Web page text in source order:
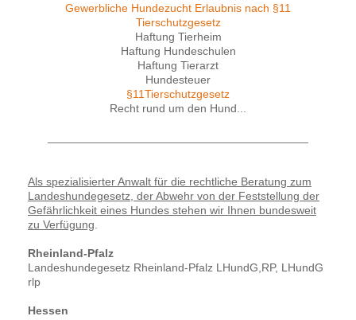
Gewerbliche Hundezucht Erlaubnis nach §11
Tierschutzgesetz
Haftung Tierheim
Haftung Hundeschulen
Haftung Tierarzt
Hundesteuer
§11Tierschutzgesetz
Recht rund um den Hund...
Als spezialisierter Anwalt für die rechtliche Beratung zum
Landeshundegesetz, der Abwehr von der Feststellung der
Gefährlichkeit eines Hundes stehen wir Ihnen bundesweit
zu Verfügung
Rheinland-Pfalz
Landeshundegesetz Rheinland-Pfalz LHundG,RP, LHundG
rlp
Hessen